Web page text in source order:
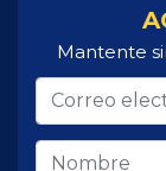
Mantente